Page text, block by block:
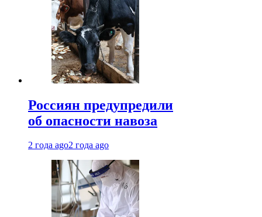
Россиян предупредили
об опасности навоза
2 года ago2 года ago